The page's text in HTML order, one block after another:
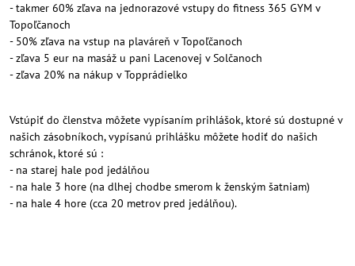
- takmer 60% zľava na jednorazové vstupy do fitness 365 GYM v
Topoľčanoch
- 50% zľava na vstup na plaváreň v Topoľčanoch
- zľava 5 eur na masáž u pani Lacenovej v Solčanoch
- zľava 20% na nákup v Topprádielko
Vstúpiť do členstva môžete vypísaním prihlášok, ktoré sú dostupné v
našich zásobníkoch, vypísanú prihlášku môžete hodiť do našich
schránok, ktoré sú :
- na starej hale pod jedálňou
- na hale 3 hore (na dlhej chodbe smerom k ženským šatniam)
- na hale 4 hore (cca 20 metrov pred jedálňou).